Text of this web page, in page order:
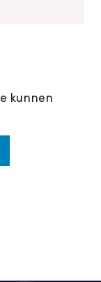
kunnen